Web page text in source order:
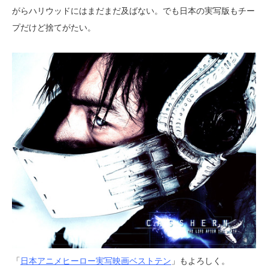
がらハリウッドにはまだまだ及ばない。でも日本の実写版もチー
プだけど捨てがたい。
「 日本アニメヒーロー実写映画ベストテン 」もよろしく。